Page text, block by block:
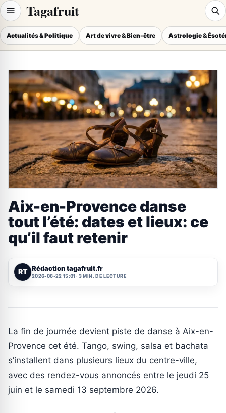
Tagafruit
Actualités & Politique Art de vivre & Bien-être Astrologie &
Aix-en-Provence danse
tout l’été: dates et lieux: ce
qu’il faut retenir
RT Rédaction tagafruit.fr
2026-06-22 15:01 3 MIN. DE LECTURE
La fin de journée devient piste de danse à Aix-en-
Provence cet été. Tango, swing, salsa et bachata
s’installent dans plusieurs lieux du centre-ville,
avec des rendez-vous annoncés entre le jeudi 25
juin et le samedi 13 septembre 2026.